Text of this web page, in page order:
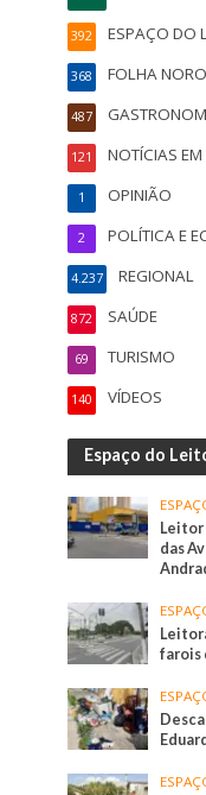
ESPAÇO DO
392
FOLHA
368
487
NOTÍCIAS
121
OPINIÃO
1
POLÍTICA E
2
REGIONAL
4.237
SAÚDE
872
TURISMO
69
VÍDEOS
140
Espaço do
Leitor
das
farois